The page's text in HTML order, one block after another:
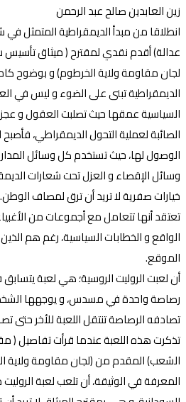
زين العابدين صالح عبد الرحمن
انطلاقا من مبدأ الديمقراطية المتمثل
عدالة) أقدم نقدي لمقترح ( ميثاق
لجان مقاومة ولاية الخرطوم) و بوضوح
الديمقراطية تبنى على الضوء و ليس في
السياسية عمقها حيث تصلبت العقول و
الصائبة لعملية التحول الديمقراطي،
الوصول لها، حيث تستخدم كل وسائل
وسائل الإقصاء و العزل تحت شعارات
خيارات صفرية لا تريد أن ترق لمصاف
تعتقد أنها تتعامل مع أجموعات من
الواقع و الخطابات السياسية، رغم هم
الموقع.
أن لعبت الروليت الروسية؛ هي لعبة يتسابق
رصاصة واحدة في مسدس، و يوجهها الشخص
تصادفه الرصاصة تنتقل اللعبة للأخر
تذكرت هذه اللعبة عندما قرأت تفاصيل (
الشعب) المقدم من (لجان مقاومة ولاية
المعرفة في الوثيقة، أن تلعب لعبة